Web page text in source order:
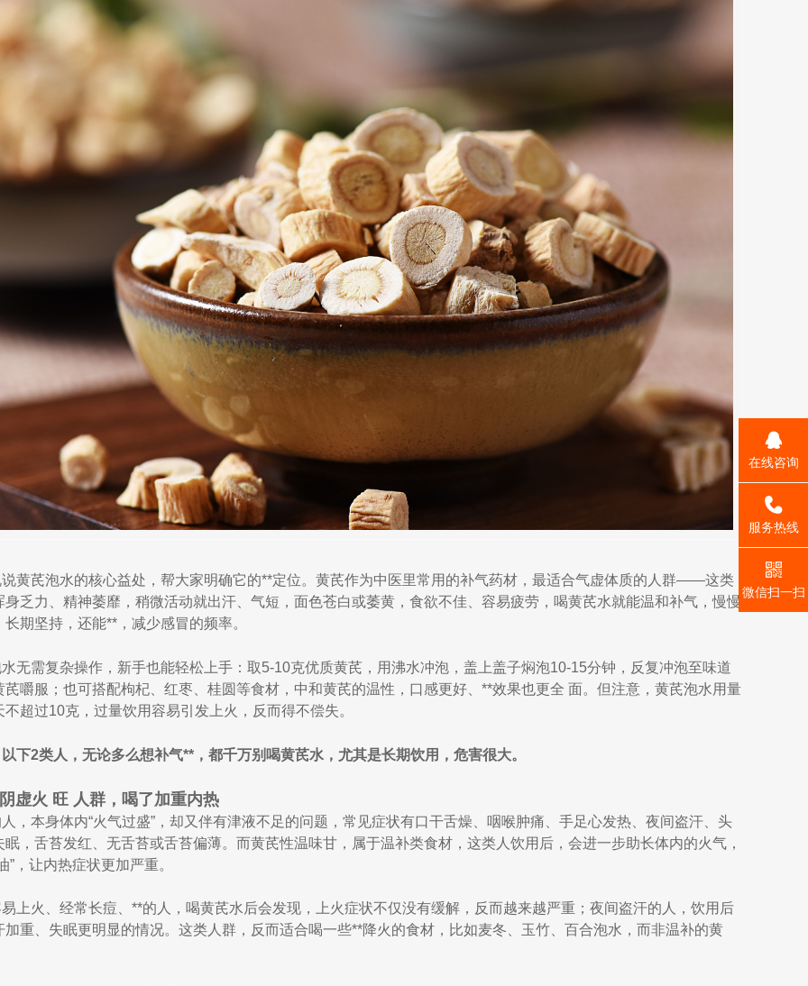
黄芪泡水的核心益处，帮大家明确它的**定位。黄芪作为中医里常用的补气药材，最适合气虚体质的人群——这类
身乏力、精神萎靡，稍微活动就出汗、气短，面色苍白或萎黄，食欲不佳、容易疲劳，喝黄芪水就能温和补气，慢慢
期坚持，还能**，减少感冒的频率。
无需复杂操作，新手也能轻松上手：取5-10克优质黄芪，用沸水冲泡，盖上盖子焖泡10-15分钟，反复冲泡至味道
芪嚼服；也可搭配枸杞、红枣、桂圆等食材，中和黄芪的温性，口感更好、**效果也更全 面。但注意，黄芪泡水用量
超过10克，过量饮用容易引发上火，反而得不偿失。
下2类人，无论多么想补气**，都千万别喝黄芪水，尤其是长期饮用，危害很大。
虚火 旺 人群，喝了加重内热
，本身体内“火气过盛”，却又伴有津液不足的问题，常见症状有口干舌燥、咽喉肿痛、手足心发热、夜间盗汗、头
，舌苔发红、无舌苔或舌苔偏薄。而黄芪性温味甘，属于温补类食材，这类人饮用后，会进一步助长体内的火气，
”，让内热症状更加严重。
上火、经常长痘、**的人，喝黄芪水后会发现，上火症状不仅没有缓解，反而越来越严重；夜间盗汗的人，饮用后
加重、失眠更明显的情况。这类人群，反而适合喝一些**降火的食材，比如麦冬、玉竹、百合泡水，而非温补的黄
在线咨询
_self
服务热线
微信扫一扫